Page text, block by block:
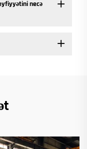
necə